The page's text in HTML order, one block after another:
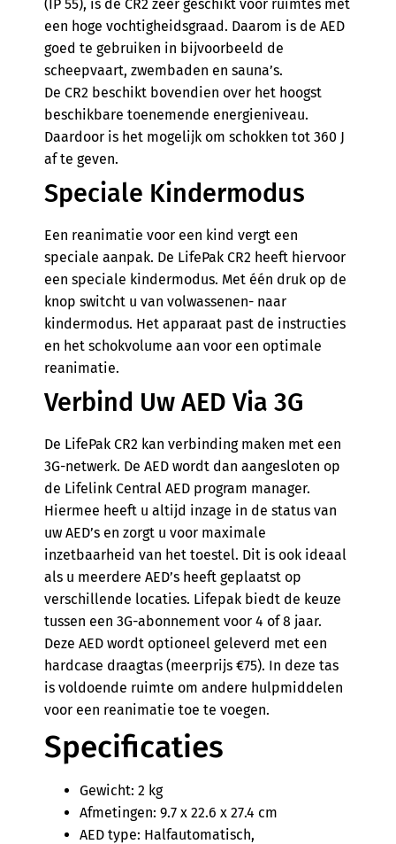
(IP 55), is de CR2 zeer geschikt voor ruimtes met
een hoge vochtigheidsgraad. Daarom is de AED
goed te gebruiken in bijvoorbeeld de
scheepvaart, zwembaden en sauna’s.
De CR2 beschikt bovendien over het hoogst
beschikbare toenemende energieniveau.
Daardoor is het mogelijk om schokken tot 360 J
af te geven.
Speciale Kindermodus
Een reanimatie voor een kind vergt een
speciale aanpak. De LifePak CR2 heeft hiervoor
een speciale kindermodus. Met één druk op de
knop switcht u van volwassenen- naar
kindermodus. Het apparaat past de instructies
en het schokvolume aan voor een optimale
reanimatie.
Verbind Uw AED Via 3G
De LifePak CR2 kan verbinding maken met een
3G-netwerk. De AED wordt dan aangesloten op
de Lifelink Central AED program manager.
Hiermee heeft u altijd inzage in de status van
uw AED’s en zorgt u voor maximale
inzetbaarheid van het toestel. Dit is ook ideaal
als u meerdere AED’s heeft geplaatst op
verschillende locaties. Lifepak biedt de keuze
tussen een 3G-abonnement voor 4 of 8 jaar.
Deze AED wordt optioneel geleverd met een
hardcase draagtas (meerprijs €75). In deze tas
is voldoende ruimte om andere hulpmiddelen
voor een reanimatie toe te voegen.
Specificaties
Gewicht: 2 kg
Afmetingen: 9.7 x 22.6 x 27.4 cm
AED type: Halfautomatisch,